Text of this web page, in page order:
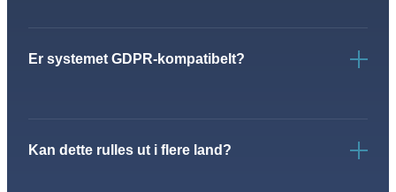
Er systemet GDPR-kompatibelt?
Kan dette rulles ut i flere land?